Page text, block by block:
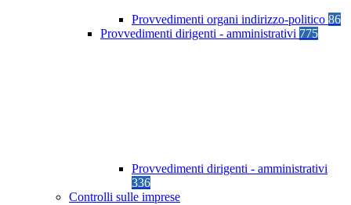
Provvedimenti organi indirizzo-politico 86
Provvedimenti dirigenti - amministrativi 775
Provvedimenti dirigenti - amministrativi
336
Controlli sulle imprese